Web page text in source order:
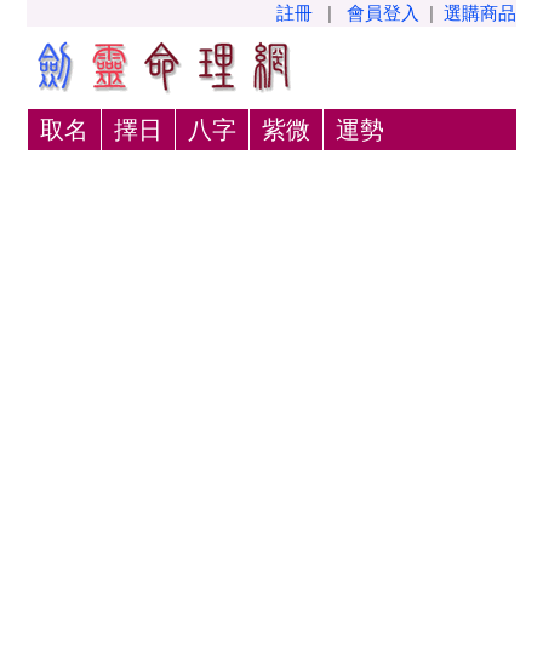
註冊 | 會員登入 | 選購商品
取名 擇日 八字 紫微 運勢